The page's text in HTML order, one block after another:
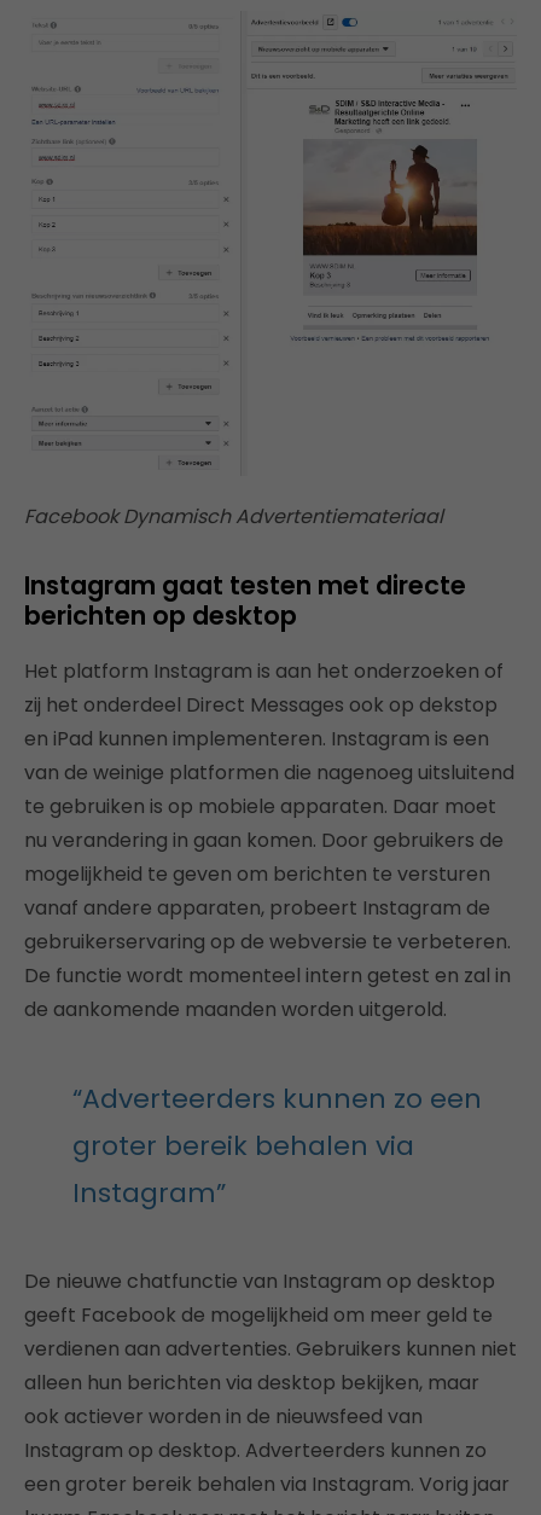
Facebook Dynamisch Advertentiemateriaal
Instagram gaat testen met directe
berichten op desktop
Het platform Instagram is aan het onderzoeken of
zij het onderdeel Direct Messages ook op dekstop
en iPad kunnen implementeren. Instagram is een
van de weinige platformen die nagenoeg uitsluitend
te gebruiken is op mobiele apparaten. Daar moet
nu verandering in gaan komen. Door gebruikers de
mogelijkheid te geven om berichten te versturen
vanaf andere apparaten, probeert Instagram de
gebruikerservaring op de webversie te verbeteren.
De functie wordt momenteel intern getest en zal in
de aankomende maanden worden uitgerold.
“Adverteerders kunnen zo een
groter bereik behalen via
Instagram”
De nieuwe chatfunctie van Instagram op desktop
geeft Facebook de mogelijkheid om meer geld te
verdienen aan advertenties. Gebruikers kunnen niet
alleen hun berichten via desktop bekijken, maar
ook actiever worden in de nieuwsfeed van
Instagram op desktop. Adverteerders kunnen zo
een groter bereik behalen via Instagram. Vorig jaar